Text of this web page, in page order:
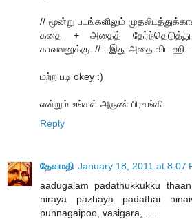
// மூன்று படங்களிலும்
கதை + அதைத்
காவலனுக்கு. // - இது அதை விட ஹி...
மற்ற படி okey :)
என்றும் உங்கள் அருண் பிரசங்கி
Reply
தேவமதி January 18, 2011 at 8:07
aadugalam padathukkukku
niraya pazhaya padathai
punnagaipoo, vasigara, .....